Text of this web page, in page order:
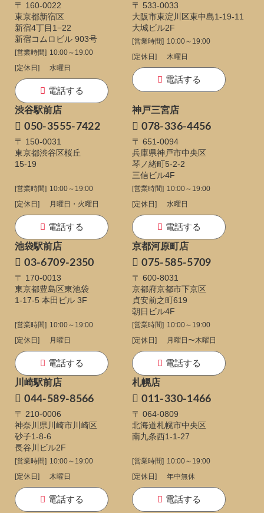
〒 160-0022
東京都新宿区
新宿4丁目1−22
新宿コムロビル 903号
[営業時間] 10:00～19:00
[定休日]
水曜日
電話する
〒 533-0033
大阪市東淀川区東中島1-19-11
大城ビル2F
[営業時間] 10:00～19:00
[定休日]
木曜日
電話する
渋谷駅前店
050-3555-7422
〒 150-0031
東京都渋谷区桜丘
15-19
[営業時間] 10:00～19:00
[定休日]
月曜日・火曜日
電話する
神戸三宮店
078-336-4456
〒 651-0094
兵庫県神戸市中央区
琴ノ緒町5-2-2
三信ビル4F
[営業時間] 10:00～19:00
[定休日]
水曜日
電話する
池袋駅前店
03-6709-2350
〒 170-0013
東京都豊島区東池袋
1-17-5 本田ビル 3F
[営業時間] 10:00～19:00
[定休日]
月曜日
電話する
京都河原町店
075-585-5709
〒 600-8031
京都府京都市下京区
貞安前之町619
朝日ビル4F
[営業時間] 10:00～19:00
[定休日]
月曜日〜木曜日
電話する
川崎駅前店
044-589-8566
〒 210-0006
神奈川県川崎市川崎区
砂子1-8-6
長谷川ビル2F
[営業時間] 10:00～19:00
[定休日]
木曜日
電話する
札幌店
011-330-1466
〒 064-0809
北海道札幌市中央区
南九条西1-1-27
[営業時間] 10:00～19:00
[定休日]
年中無休
電話する